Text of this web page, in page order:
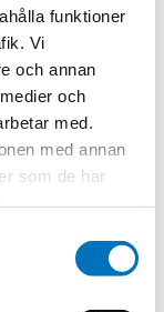
funktioner
Vi
och annan
och
med.
med annan
som de har